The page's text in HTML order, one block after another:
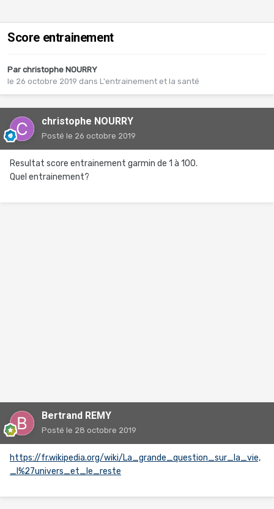
Score entrainement
Par christophe NOURRY
le 26 octobre 2019 dans L'entrainement et la santé
christophe NOURRY
Posté le 26 octobre 2019
Resultat score entrainement garmin de 1 à 100.
Quel entrainement?
Bertrand REMY
Posté le 28 octobre 2019
https://fr.wikipedia.org/wiki/La_grande_question_sur_la_vie,
_l%27univers_et_le_reste